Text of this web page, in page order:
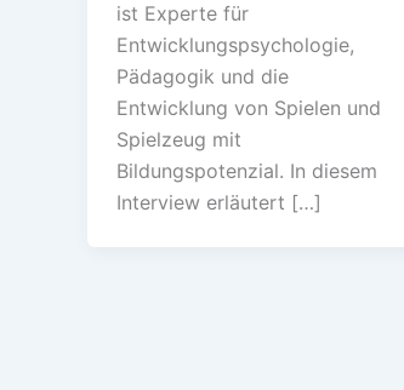
ist Experte für
Entwicklungspsychologie,
Pädagogik und die
Entwicklung von Spielen und
Spielzeug mit
Bildungspotenzial. In diesem
Interview erläutert […]